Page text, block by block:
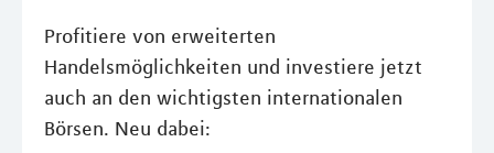
Profitiere von erweiterten
Handelsmöglichkeiten und investiere jetzt
auch an den wichtigsten internationalen
Börsen. Neu dabei: